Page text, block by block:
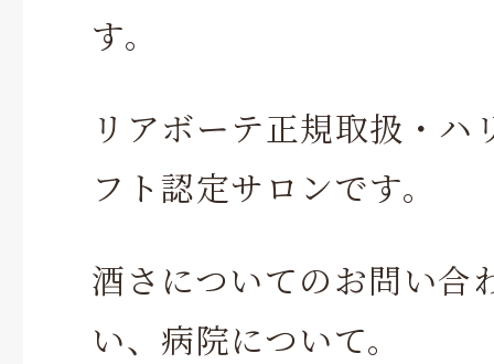
す。
リアボーテ正規取扱・ハ
フト認定サロンです。
酒さについてのお問い合
い、病院について。